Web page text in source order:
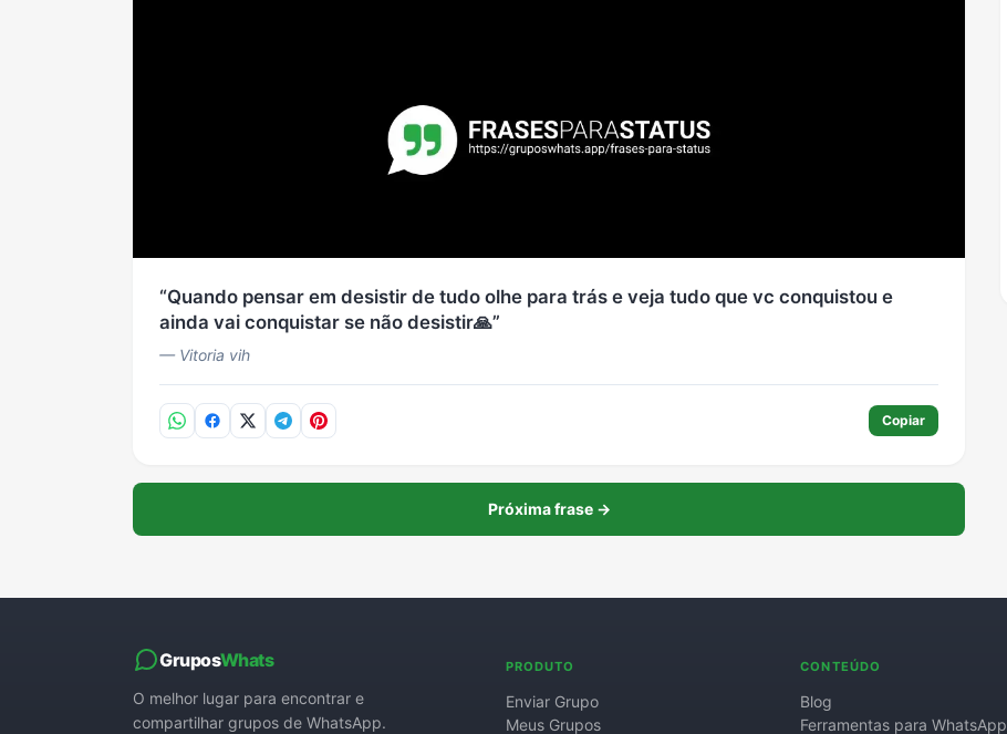
Quando pensar em desistir de tudo olhe para trás e veja tudo que vc conquistou e
ainda vai conquistar se não desistir🙏
— Vitoria vih
Copiar
Próxima frase →
GruposWhats
O melhor lugar para encontrar e
compartilhar grupos de WhatsApp.
PRODUTO
Enviar Grupo
Meus Grupos
CONTEÚDO
Blog
Ferramentas para WhatsApp